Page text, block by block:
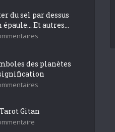
du sel par dessus
épaule… Et autres...
des planètes
Gitan